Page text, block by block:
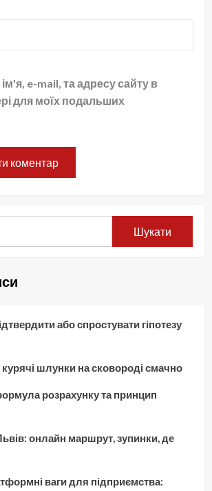
e-mail, та адресу сайту в
для моїх подальших
або спростувати гіпотезу
шлунки на сковороді смачно
розрахунку та принцип
онлайн маршрут, зупинки, де
ваги для підприємства: